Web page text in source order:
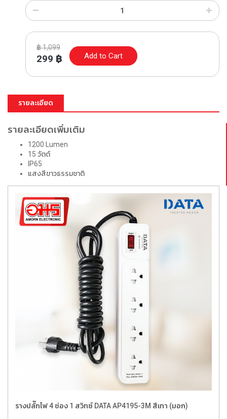
฿1,099
299 ฿ Add to Cart
รายละเอียด
รายละเอียดเพิ่มเติม
1200 Lumen
15 วัตต์
IP65
แสงสีขาวธรรมชาติ
รางปลั๊กไฟ 4 ช่อง 1 สวิทซ์ DATA AP4195-3M สีเทา (มอก)